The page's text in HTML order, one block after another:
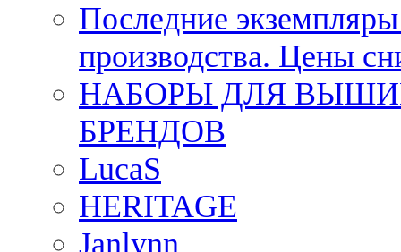
Последние
производства. Цены
НАБОРЫ ДЛЯ
БРЕНДОВ
LucaS
HERITAGE
Janlynn